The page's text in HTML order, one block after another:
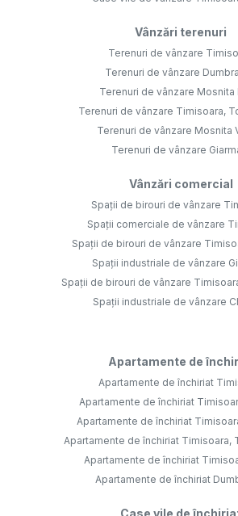
Vânzări terenuri
Terenuri de vânzare
Terenuri de vânzare
Terenuri de vânzare Mosnita
Terenuri de vânzare Timisoara,
Terenuri de vânzare Mosnita
Terenuri de vânzare
Vânzări comercial
Spații de birouri de vânzare
Spații comerciale de vânzare
Spații de birouri de vânzare
Spații industriale de vânzare
Spații de birouri de vânzare
Spații industriale de vânzare
Apartamente de
Apartamente de închiriat
Apartamente de închiriat
Apartamente de închiriat
Apartamente de închiriat Timisoara,
Apartamente de închiriat
Apartamente de închiriat
Case vile de